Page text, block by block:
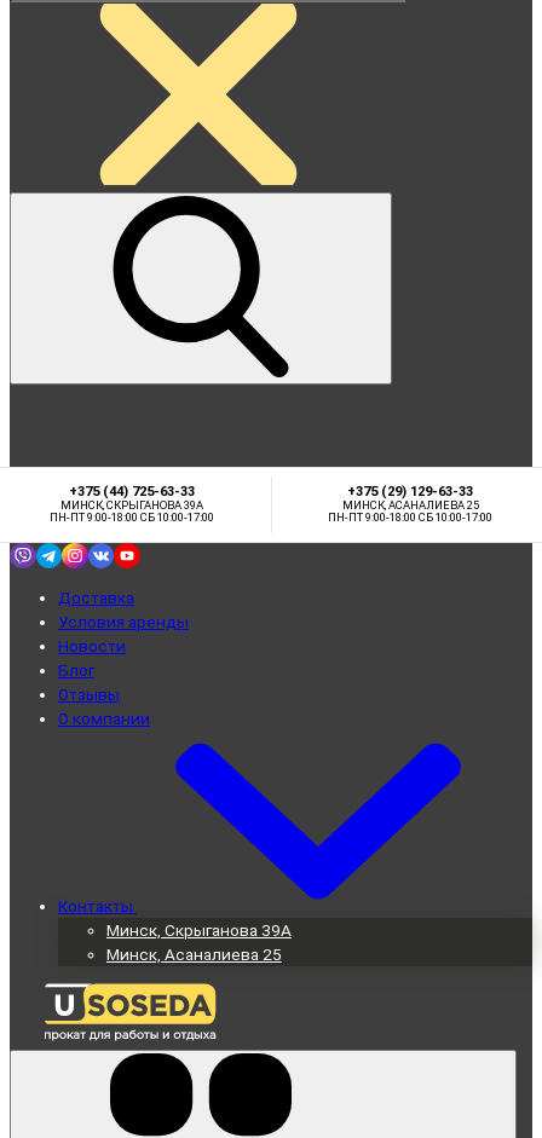
+375 (44) 725-63-33
МИНСК, СКРЫГАНОВА 39А
ПН-ПТ 9:00-18:00 СБ 10:00-17:00
+375 (29) 129-63-33
МИНСК, АСАНАЛИЕВА 25
ПН-ПТ 9:00-18:00 СБ 10:00-17:00
Доставка
Условия аренды
Новости
Блог
Отзывы
О компании
Контакты
Минск, Скрыганова 39А
Минск, Асаналиева 25